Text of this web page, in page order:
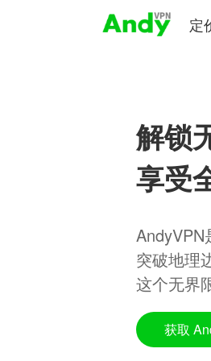
定
解锁
享受
突破地理
这个无界
获取